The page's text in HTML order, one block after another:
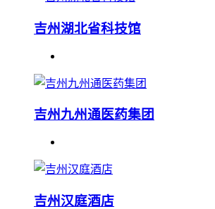
吉州湖北省科技馆
吉州九州通医药集团
吉州汉庭酒店